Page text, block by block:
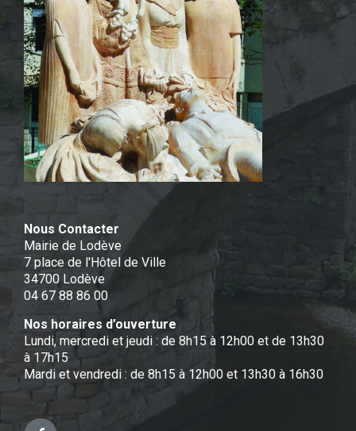
Nous Contacter
Mairie de Lodève
7 place de l'Hôtel de Ville
34700 Lodève
04 67 88 86 00
Nos horaires d’ouverture
Lundi, mercredi et jeudi : de 8h15 à 12h00 et de 13h30
à 17h15
Mardi et vendredi : de 8h15 à 12h00 et 13h30 à 16h30